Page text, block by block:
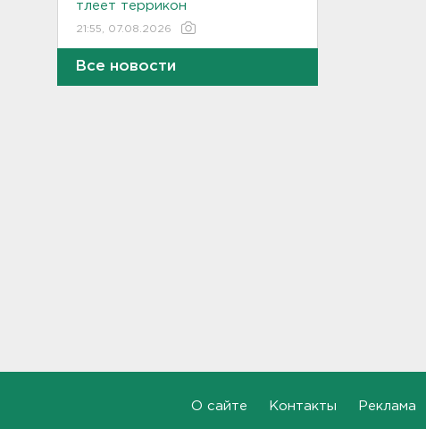
тлеет террикон
21:55, 07.08.2026
Дом культуры в Вознесенье
реконструируют
Все новости
О сайте Контакты Реклама